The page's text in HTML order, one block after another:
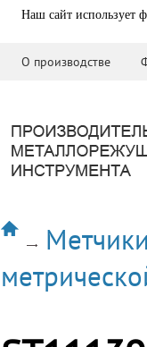
Наш сайт использует
О производстве